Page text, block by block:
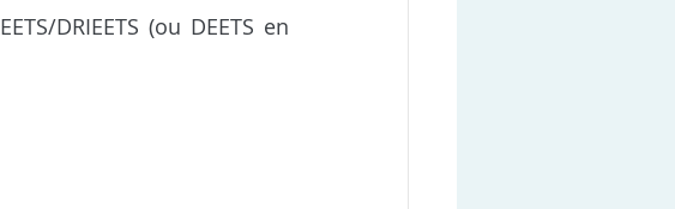
DRIEETS (ou DEETS en